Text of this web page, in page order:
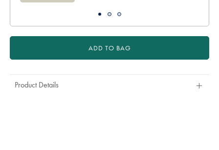
ADD TO BAG
Product Details